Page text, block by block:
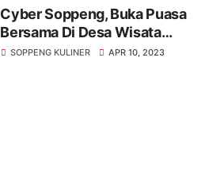
Cyber Soppeng, Buka Puasa
Bersama Di Desa Wisata
Kuliner Timusu
SOPPENG KULINER APR 10, 2023